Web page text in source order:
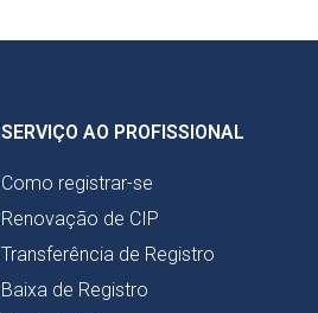
SERVIÇO AO PROFISSIONAL
Como registrar-se
Renovação de CIP
Transferência de Registro
Baixa de Registro